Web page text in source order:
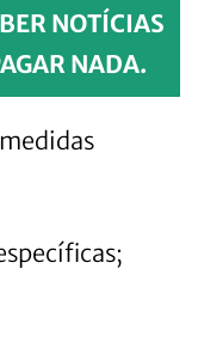
NOTÍCIAS
NADA.